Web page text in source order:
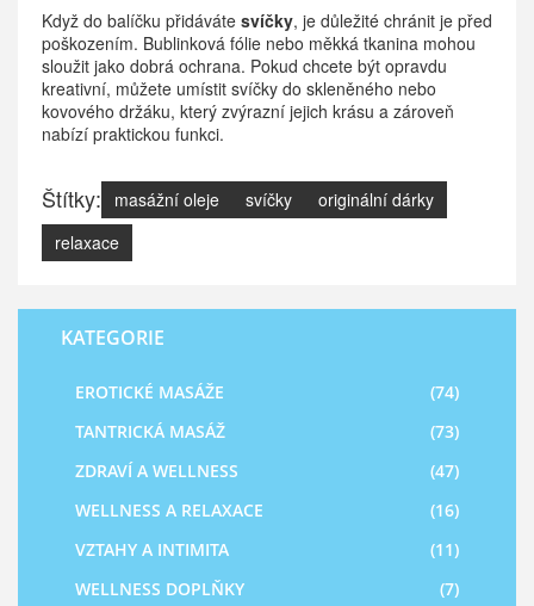
Když do balíčku přidáváte svíčky, je důležité chránit je před
poškozením. Bublinková fólie nebo měkká tkanina mohou
sloužit jako dobrá ochrana. Pokud chcete být opravdu
kreativní, můžete umístit svíčky do skleněného nebo
kovového držáku, který zvýrazní jejich krásu a zároveň
nabízí praktickou funkci.
Štítky: masážní oleje svíčky
originální dárky
relaxace
KATEGORIE
EROTICKÉ MASÁŽE
(74)
TANTRICKÁ MASÁŽ
(73)
ZDRAVÍ A WELLNESS
(47)
WELLNESS A RELAXACE
(16)
VZTAHY A INTIMITA
(11)
WELLNESS DOPLŇKY
(7)